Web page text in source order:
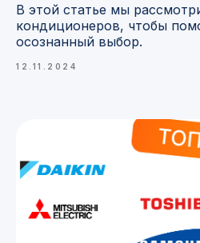
В этой статье мы
кондиционеров, чтобы
осознанный выбор.
12.11.2024